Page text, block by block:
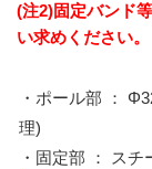
(注2)固定バンド
い求めください。
・ポール部 ：
理)
・固定部 ： ス